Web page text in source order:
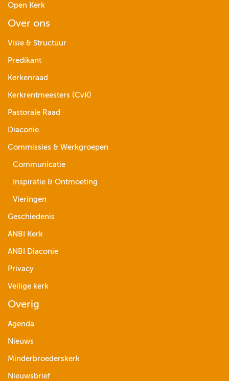
Open Kerk
Over ons
Visie & Structuur
Predikant
Kerkenraad
Kerkrentmeesters (CvK)
Pastorale Raad
Diaconie
Commissies & Werkgroepen
Communicatie
Inspiratie & Ontmoeting
Vieringen
Geschiedenis
ANBI Kerk
ANBI Diaconie
Privacy
Veilige kerk
Overig
Agenda
Nieuws
Minderbroederskerk
Nieuwsbrief